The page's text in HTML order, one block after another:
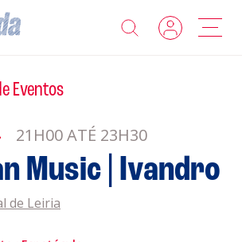
Leiriagenda
Eventos
21H00 ATÉ 23H30
Music | Ivandro
de Leiria
Roteiro